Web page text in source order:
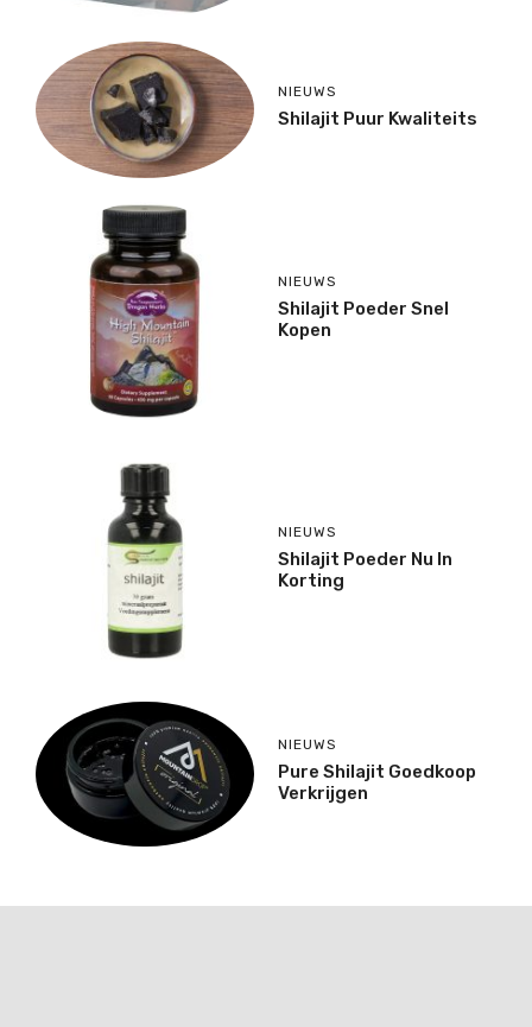
NIEUWS
Shilajit Puur Kwaliteits
NIEUWS
Shilajit Poeder Snel
Kopen
NIEUWS
Shilajit Poeder Nu In
Korting
NIEUWS
Pure Shilajit Goedkoop
Verkrijgen